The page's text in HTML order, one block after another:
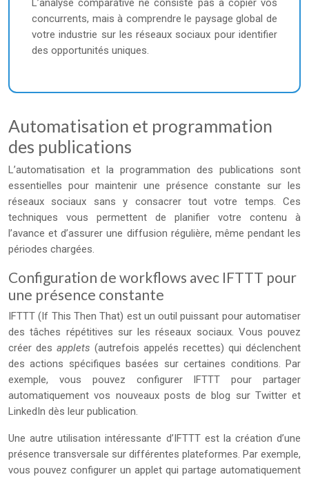
L’analyse comparative ne consiste pas à copier vos
concurrents, mais à comprendre le paysage global de
votre industrie sur les réseaux sociaux pour identifier
des opportunités uniques.
Automatisation et programmation
des publications
L’automatisation et la programmation des publications sont
essentielles pour maintenir une présence constante sur les
réseaux sociaux sans y consacrer tout votre temps. Ces
techniques vous permettent de planifier votre contenu à
l’avance et d’assurer une diffusion régulière, même pendant les
périodes chargées.
Configuration de workflows avec IFTTT pour
une présence constante
IFTTT (If This Then That) est un outil puissant pour automatiser
des tâches répétitives sur les réseaux sociaux. Vous pouvez
créer des applets (autrefois appelés recettes) qui déclenchent
des actions spécifiques basées sur certaines conditions. Par
exemple, vous pouvez configurer IFTTT pour partager
automatiquement vos nouveaux posts de blog sur Twitter et
LinkedIn dès leur publication.
Une autre utilisation intéressante d’IFTTT est la création d’une
présence transversale sur différentes plateformes. Par exemple,
vous pouvez configurer un applet qui partage automatiquement